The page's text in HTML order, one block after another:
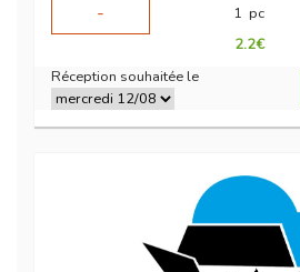
-
1 pc
2.2€
Réception souhaitée le